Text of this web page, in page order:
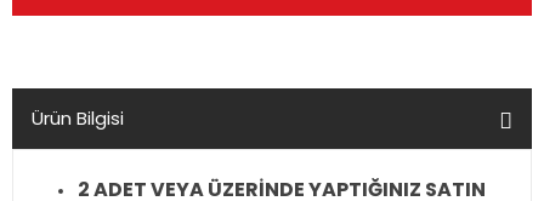
Ürün Bilgisi
2 ADET VEYA ÜZERİNDE YAPTIĞINIZ SATIN